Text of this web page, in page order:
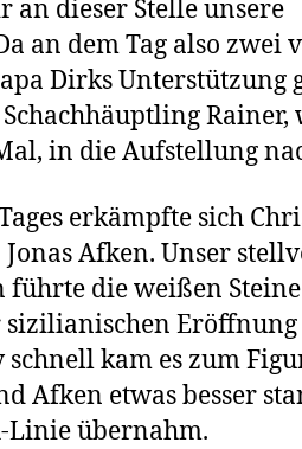
an dieser Stelle unsere
an dem Tag also zwei
Dirks Unterstützung
Rainer,
in die Aufstellung
erkämpfte sich
Jonas Afken. Unser
die weißen
sizilianischen Eröffnung
kam es zum
Afken etwas besser
Linie übernahm.